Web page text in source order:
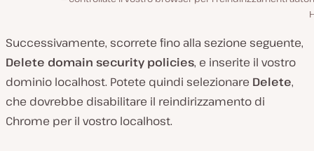
Successivamente, scorrete fino alla sezione seguente,
Delete domain security policies, e inserite il vostro
dominio localhost. Potete quindi selezionare Delete,
che dovrebbe disabilitare il reindirizzamento di
Chrome per il vostro localhost.